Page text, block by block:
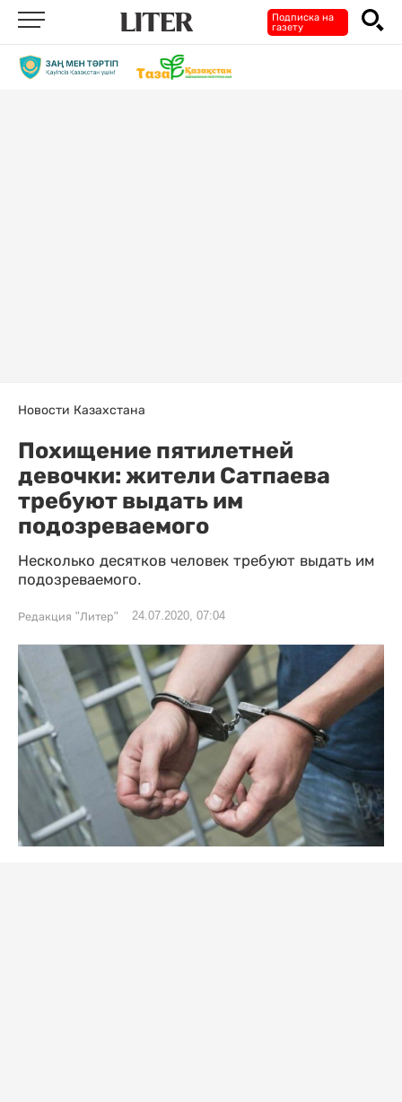
Подписка на
газету
Новости Казахстана
Похищение пятилетней
девочки: жители Сатпаева
требуют выдать им
подозреваемого
Несколько десятков человек требуют выдать им
подозреваемого.
Редакция "Литер" 24.07.2020, 07:04